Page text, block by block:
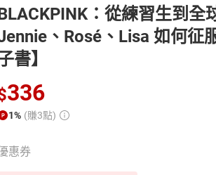
：從練習生到全
、Rosé、Lisa 如何征
書】
336
1% (賺3點)
惠券